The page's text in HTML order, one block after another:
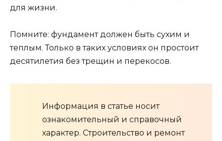
для жизни.
Помните: фундамент должен быть сухим и
теплым. Только в таких условиях он простоит
десятилетия без трещин и перекосов.
Информация в статье носит
ознакомительный и справочный
характер. Строительство и ремонт